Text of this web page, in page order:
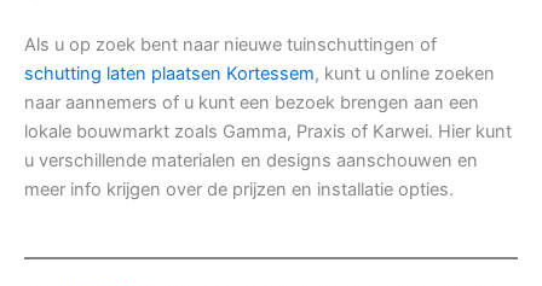
Als u op zoek bent naar nieuwe tuinschuttingen of
schutting laten plaatsen Kortessem, kunt u online zoeken
naar aannemers of u kunt een bezoek brengen aan een
lokale bouwmarkt zoals Gamma, Praxis of Karwei. Hier kunt
u verschillende materialen en designs aanschouwen en
meer info krijgen over de prijzen en installatie opties.